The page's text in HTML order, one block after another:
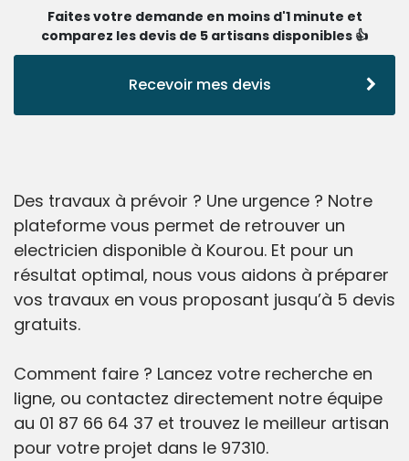
Faites votre demande en moins d'1 minute et
comparez les devis de 5 artisans disponibles 👍
Recevoir mes devis
Des travaux à prévoir ? Une urgence ? Notre
plateforme vous permet de retrouver un
electricien disponible à Kourou. Et pour un
résultat optimal, nous vous aidons à préparer
vos travaux en vous proposant jusqu’à 5 devis
gratuits.
Comment faire ? Lancez votre recherche en
ligne, ou contactez directement notre équipe
au 01 87 66 64 37 et trouvez le meilleur artisan
pour votre projet dans le 97310.